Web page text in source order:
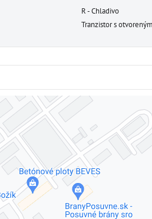
R - Chladivo
Tranzistor s
je blokovaný Voľbami súkromia
si načítať externý obsah?
Povoliť tentokrát